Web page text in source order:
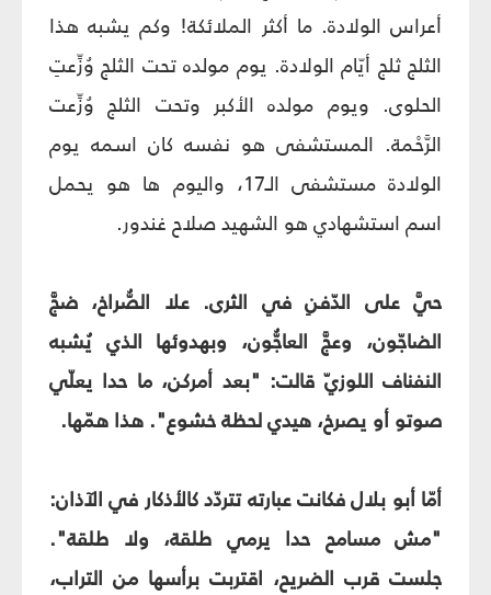
أعراس الولادة. ما أكثر الملائكة! وكم يشبه هذا
الثلج ثلج أيّام الولادة. يوم مولده تحت الثلج وُزِّعتِ
الحلوى. ويوم مولده الأكبر وتحت الثلج وُزِّعت
الرَّحْمة. المستشفى هو نفسه كان اسمه يوم
الولادة مستشفى الـ17، واليوم ها هو يحمل
اسم استشهادي هو الشهيد صلاح غندور.
حيَّ على الدّفنِ في الثرى. علا الصُّراخ، ضجَّ
الضاجّون، وعجَّ العاجُّون، وبهدوئها الذي يُشبه
النفناف اللوزيّ قالت: "بعد أمركن، ما حدا يعلّي
صوتو أو يصرخ، هيدي لحظة خشوع". هذا همّها.
أمّا أبو بلال فكانت عبارته تتردّد كالأذكار في الآذان:
"مش مسامح حدا يرمي طلقة، ولا طلقة".
جلست قرب الضريح، اقتربت برأسها من التراب،